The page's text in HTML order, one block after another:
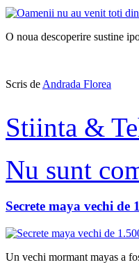
O noua descoperire sustine
Scris de Andrada Florea
Stiinta &
Nu sunt
Secrete maya vechi de
Un vechi mormant mayas a